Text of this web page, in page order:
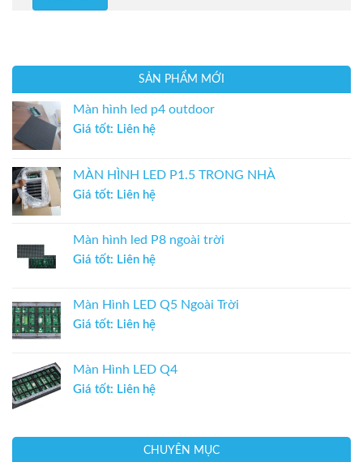
SẢN PHẨM MỚI
Màn hình led p4 outdoor
Giá tốt: Liên hệ
MÀN HÌNH LED P1.5 TRONG NHÀ
Giá tốt: Liên hệ
Màn hình led P8 ngoài trời
Giá tốt: Liên hệ
Màn Hình LED Q5 Ngoài Trời
Giá tốt: Liên hệ
Màn Hình LED Q4
Giá tốt: Liên hệ
CHUYÊN MỤC